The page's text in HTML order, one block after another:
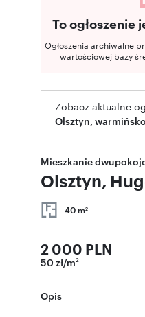
To ogłoszenie
Ogłoszenia archiwalne
wartościowej bazy
Zobacz aktualne
Olsztyn,
Mieszkanie
Olsztyn,
40 m2
2 000 PLN
50 zł/m2
Opis